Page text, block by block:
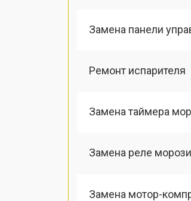
Замена панели
Ремонт испарителя
Замена таймера
Замена реле
Замена мотор-